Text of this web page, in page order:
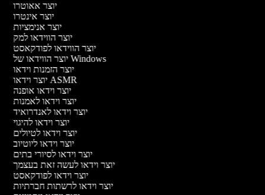
יוצר אאוטרו
יוצר אינטרו
יוצר אנימציות
יוצר הווידאו למק
יוצר הווידאו לפודקאסט
יוצר הווידאו של Windows
יוצר הזמנות וידאו
יוצר וידאו ASMR
יוצר וידאו אופנה
יוצר וידאו לאמנות
יוצר וידאו לאנדרואיד
יוצר וידאו להיגוי
יוצר וידאו לטיולים
יוצר וידאו ליוטיוב
יוצר וידאו לסיורי בתים
יוצר וידאו לעשה זאת בעצמך
יוצר וידאו לפודקאסט
יוצר וידאו לרשתות חברתיות